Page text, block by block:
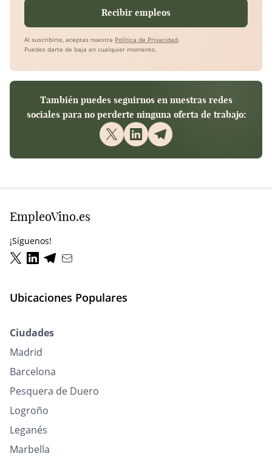
Recibir empleos
Al suscribirte, aceptas nuestra Política de Privacidad.
Puedes darte de baja en cualquier momento.
También puedes seguirnos en nuestras redes
sociales para no perderte ninguna oferta de trabajo:
EmpleoVino.es
¡Síguenos!
Ubicaciones Populares
Ciudades
Madrid
Barcelona
Pesquera de Duero
Logroño
Leganés
Marbella